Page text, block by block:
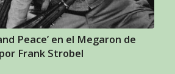
Peace’ en el Megaron de
Frank Strobel